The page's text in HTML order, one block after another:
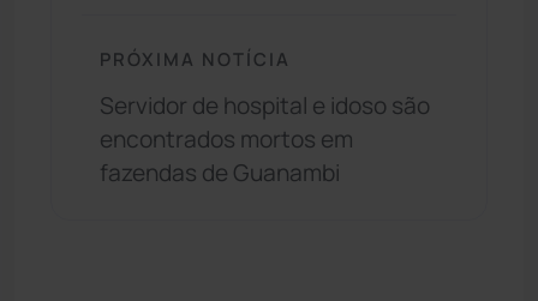
PRÓXIMA NOTÍCIA
Servidor de hospital e idoso são
encontrados mortos em
fazendas de Guanambi